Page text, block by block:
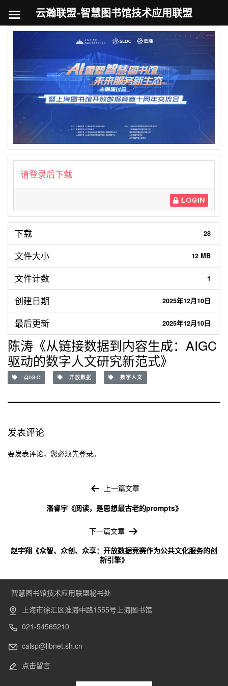
请登录后下载
LOGIN
下载 28
文件大小 12 MB
文件计数 1
创建日期 2025年12月10日
最后更新 2025年12月10日
陈涛《从链接数据到内容生成：AIGC
驱动的数字人文研究新范式》
AIGC 开放数据 数字人文
发表评论
要发表评论，您必须先登录。
上一篇文章
潘睿宇《阅读，是思想最古老的prompts》
下一篇文章
赵宇翔《众智、众创、众享：开放数据竞赛作为公共文化服务的创
新引擎》
智慧图书馆技术应用联盟秘书处
上海市徐汇区淮海中路1555号上海图书馆
021-54565210
calsp@libnet.sh.cn
点击留言
云瀚联盟-智慧图书馆技术应用联盟